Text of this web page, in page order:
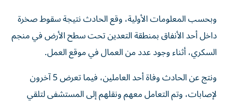
داخل أحد الأنفاق بمنطقة التعدين تحت سطح الأرض في منجم
السكري، أثناء وجود عدد من العمال في موقع العمل.
لإصابات، وتم التعامل معهم ونقلهم إلى المستشفى لتلقي
الرعاية الطبية اللازمة.